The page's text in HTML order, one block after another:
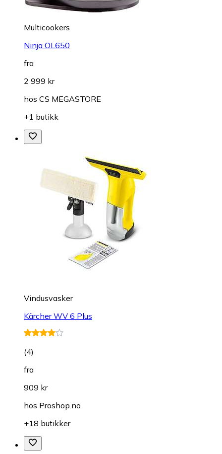
Multicookers
Ninja OL650
fra
2 999 kr
hos CS MEGASTORE
+1 butikk
Vindusvasker
Kärcher WV 6 Plus
(4)
fra
909 kr
hos Proshop.no
+18 butikker